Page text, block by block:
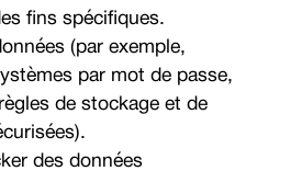
fins spécifiques.
(par exemple,
par mot de passe,
de stockage et de
des données